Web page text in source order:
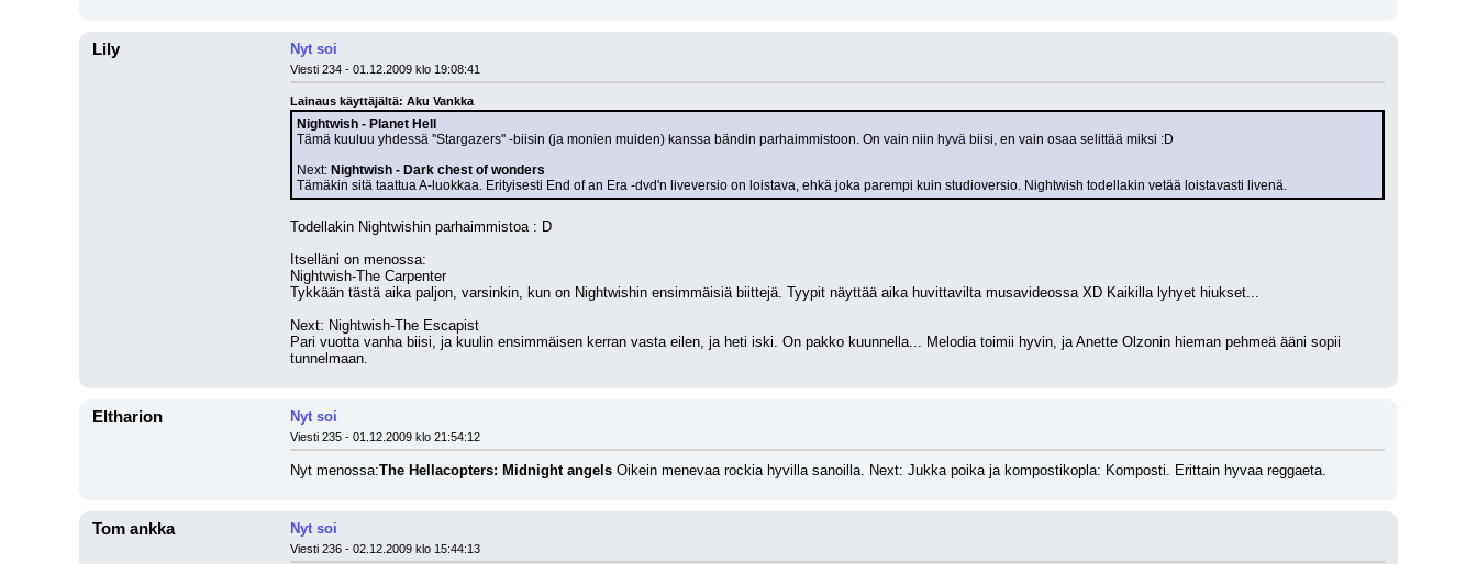
Lily Nyt soi
Viesti 234 - 01.12.2009 klo 19:08:41
Lainaus käyttäjältä: Aku Vankka
Nightwish - Planet Hell
Tämä kuuluu yhdessä ''Stargazers'' -biisin (ja monien muiden) kanssa bändin parhaimmistoon. On vain niin hyvä biisi, en vain osaa selittää miksi :D
Next: Nightwish - Dark chest of wonders
Tämäkin sitä taattua A-luokkaa. Erityisesti End of an Era -dvd'n liveversio on loistava, ehkä joka parempi kuin studioversio. Nightwish todellakin vetää loistavasti livenä.
Todellakin Nightwishin parhaimmistoa : D
Itselläni on menossa:
Nightwish-The Carpenter
Tykkään tästä aika paljon, varsinkin, kun on Nightwishin ensimmäisiä biittejä. Tyypit näyttää aika huvittavilta musavideossa XD Kaikilla lyhyet hiukset...
Next: Nightwish-The Escapist
Pari vuotta vanha biisi, ja kuulin ensimmäisen kerran vasta eilen, ja heti iski. On pakko kuunnella... Melodia toimii hyvin, ja Anette Olzonin hieman pehmeä ääni sopii
tunnelmaan.
Eltharion Nyt soi
Viesti 235 - 01.12.2009 klo 21:54:12
Nyt menossa:The Hellacopters: Midnight angels Oikein menevaa rockia hyvilla sanoilla. Next: Jukka poika ja kompostikopla: Komposti. Erittain hyvaa reggaeta.
Tom ankka Nyt soi
Viesti 236 - 02.12.2009 klo 15:44:13